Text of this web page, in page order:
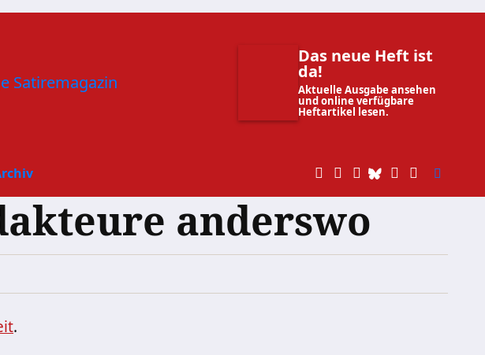
Das neue Heft ist
da!
Aktuelle Ausgabe ansehen
und online verfügbare
Heftartikel lesen.
anderswo
.